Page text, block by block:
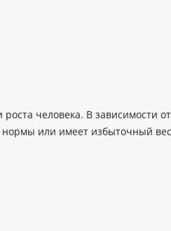
человека. В зависимости
нормы или имеет избыточный